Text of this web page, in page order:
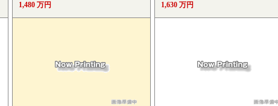
1,480 万円 1,630 万円